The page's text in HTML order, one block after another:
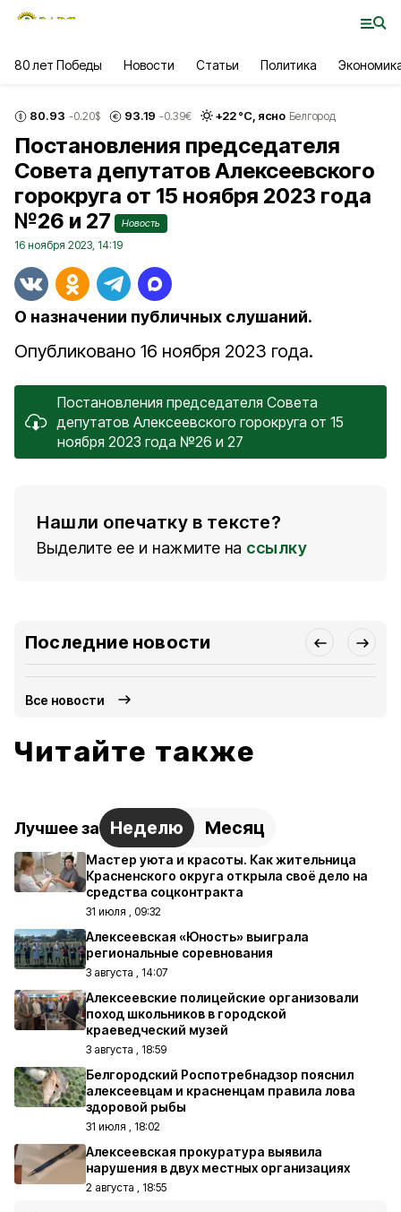
80 лет Победы Новости Статьи Политика
80.93 -0.20$ 93.19 -0.39€ +22°С, ясно Белгород
Постановления председателя
Совета депутатов Алексеевского
горокруга от 15 ноября 2023 года
№26 и 27
Новость
16 ноября 2023, 14:19
О назначении публичных слушаний.
Опубликовано 16 ноября 2023 года.
Постановления председателя Совета
депутатов Алексеевского горокруга от 15
ноября 2023 года №26 и 27
Нашли опечатку в тексте?
Выделите ее и нажмите на ссылку
Последние новости
Все новости
Читайте также
Лучшее за Неделю Месяц
Мастер уюта и красоты. Как жительница
Красненского округа открыла своё дело на
средства соцконтракта
31 июля , 09:32
Алексеевская «Юность» выиграла
региональные соревнования
3 августа , 14:07
Алексеевские полицейские организовали
поход школьников в городской
краеведческий музей
3 августа , 18:59
Белгородский Роспотребнадзор пояснил
алексеевцам и красненцам правила лова
здоровой рыбы
31 июля , 18:02
Алексеевская прокуратура выявила
нарушения в двух местных организациях
2 августа , 18:55